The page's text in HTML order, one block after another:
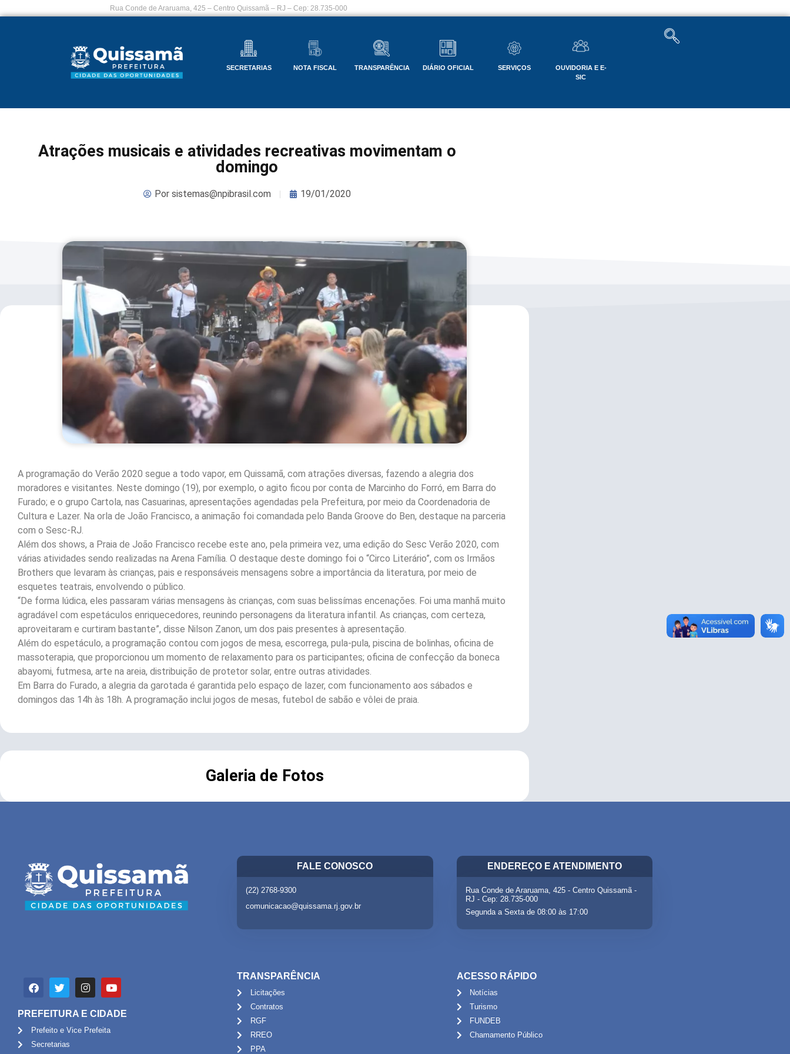
Rua Conde de Araruama, 425 – Centro Quissamã – RJ – Cep: 28.735-000
SECRETARIAS NOTA FISCAL TRANSPARÊNCIA DIÁRIO OFICIAL SERVIÇOS
OUVIDORIA E E-
SIC
Atrações musicais e atividades recreativas movimentam o
domingo
Porsistemas@npibrasil.com 19/01/2020
A programação do Verão 2020 segue a todo vapor, em Quissamã, com atrações diversas, fazendo a alegria dos
moradores e visitantes. Neste domingo (19), por exemplo, o agito ficou por conta de Marcinho do Forró, em Barra do
Furado; e o grupo Cartola, nas Casuarinas, apresentações agendadas pela Prefeitura, por meio da Coordenadoria de
Cultura e Lazer. Na orla de João Francisco, a animação foi comandada pelo Banda Groove do Ben, destaque na parceria
com o Sesc-RJ.
Além dos shows, a Praia de João Francisco recebe este ano, pela primeira vez, uma edição do Sesc Verão 2020, com
várias atividades sendo realizadas na Arena Família. O destaque deste domingo foi o “Circo Literário”, com os Irmãos
Brothers que levaram às crianças, pais e responsáveis mensagens sobre a importância da literatura, por meio de
esquetes teatrais, envolvendo o público.
“De forma lúdica, eles passaram várias mensagens às crianças, com suas belissímas encenações. Foi uma manhã muito
agradável com espetáculos enriquecedores, reunindo personagens da literatura infantil. As crianças, com certeza,
aproveitaram e curtiram bastante”, disse Nilson Zanon, um dos pais presentes à apresentação.
Além do espetáculo, a programação contou com jogos de mesa, escorrega, pula-pula, piscina de bolinhas, oficina de
massoterapia, que proporcionou um momento de relaxamento para os participantes; oficina de confecção da boneca
abayomi, futmesa, arte na areia, distribuição de protetor solar, entre outras atividades.
Em Barra do Furado, a alegria da garotada é garantida pelo espaço de lazer, com funcionamento aos sábados e
domingos das 14h às 18h. A programação inclui jogos de mesas, futebol de sabão e vôlei de praia.
Galeria de Fotos
FALE CONOSCO
(22) 2768-9300
comunicacao@quissama.rj.gov.br
ENDEREÇO E ATENDIMENTO
Rua Conde de Araruama, 425 - Centro Quissamã -
RJ - Cep: 28.735-000
Segunda a Sexta de 08:00 às 17:00
PREFEITURA E CIDADE
Prefeito e Vice Prefeita
Secretarias
TRANSPARÊNCIA
Licitações
Contratos
RGF
RREO
PPA
ACESSO RÁPIDO
Notícias
Turismo
FUNDEB
Chamamento Público